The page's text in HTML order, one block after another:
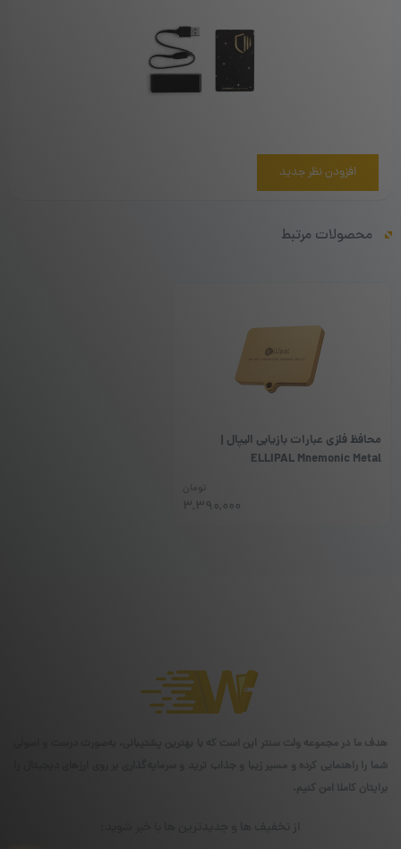
افزودن نظر جدید
محصولات مرتبط
محافظ فلزی عبارات بازیابی الیپال |
ELLIPAL Mnemonic Metal
3,390,000
تومان
هدف ما در مجموعه ولت سنتر این است که با بهترین پشتیبانی، به‌صورت درست و اصولی
شما را راهنمایی کرده و مسیر زیبا و جذاب ترید و سرمایه‌گذاری بر روی ارزهای دیجیتال را
برایتان کاملا امن کنیم.